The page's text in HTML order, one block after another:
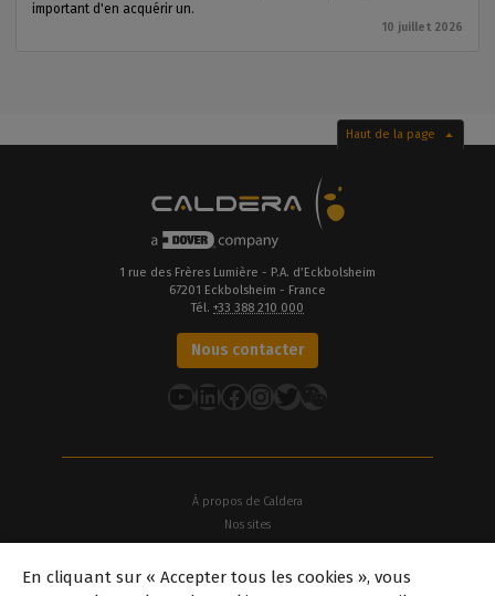
important d'en acquérir un.
10 juillet 2026
Haut de la page
1 rue des Frères Lumière - P.A. d’Eckbolsheim
67201 Eckbolsheim - France
Tél. +33 388 210 000
Nous contacter
YouTube
LinkedIn
Facebook
Instagram
Twitter
À propos de Caldera
Nos sites
Offres d'emploi
En cliquant sur « Accepter tous les cookies », vous